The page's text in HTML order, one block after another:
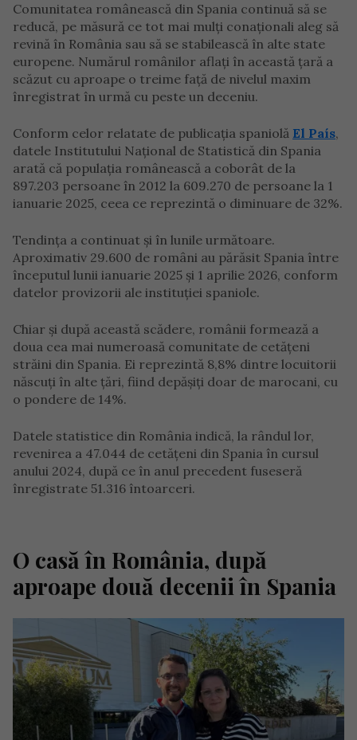
Comunitatea românească din Spania continuă să se
reducă, pe măsură ce tot mai mulți conaționali aleg să
revină în România sau să se stabilească în alte state
europene. Numărul românilor aflați în această țară a
scăzut cu aproape o treime față de nivelul maxim
înregistrat în urmă cu peste un deceniu.
Conform celor relatate de publicația spaniolă El País,
datele Institutului Național de Statistică din Spania
arată că populația românească a coborât de la
897.203 persoane în 2012 la 609.270 de persoane la 1
ianuarie 2025, ceea ce reprezintă o diminuare de 32%.
Tendința a continuat și în lunile următoare.
Aproximativ 29.600 de români au părăsit Spania între
începutul lunii ianuarie 2025 și 1 aprilie 2026, conform
datelor provizorii ale instituției spaniole.
Chiar și după această scădere, românii formează a
doua cea mai numeroasă comunitate de cetățeni
străini din Spania. Ei reprezintă 8,8% dintre locuitorii
născuți în alte țări, fiind depășiți doar de marocani, cu
o pondere de 14%.
Datele statistice din România indică, la rândul lor,
revenirea a 47.044 de cetățeni din Spania în cursul
anului 2024, după ce în anul precedent fuseseră
înregistrate 51.316 întoarceri.
O casă în România, după
aproape două decenii în Spania